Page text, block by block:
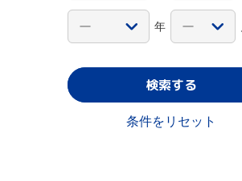
年
検索する
条件をリセット